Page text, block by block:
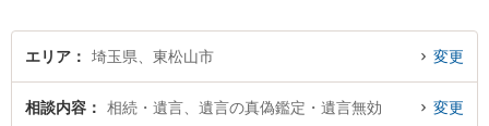
エリア 埼玉県、東松山市 変更
相談内容 相続・遺言、遺言の真偽鑑定・遺言無効 変更